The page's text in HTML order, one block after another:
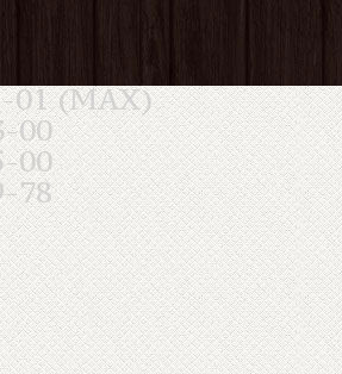
01 (MAX)
00
00
78